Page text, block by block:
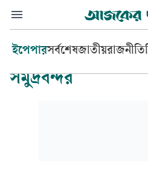
ইপেপারসর্বশেষজাতীয়রাজনীতি
সমুদ্রবন্দর